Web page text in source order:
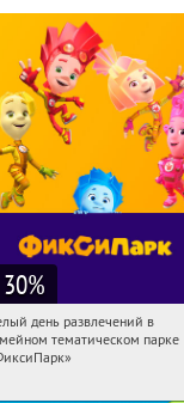
30%
18:07:39 Купили:
день развлечений в
тематическом парке